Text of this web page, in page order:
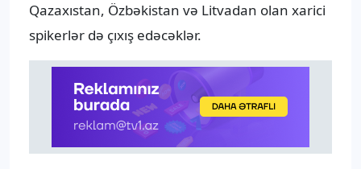
Qazaxıstan, Özbəkistan və Litvadan olan xarici
spikerlər də çıxış edəcəklər.